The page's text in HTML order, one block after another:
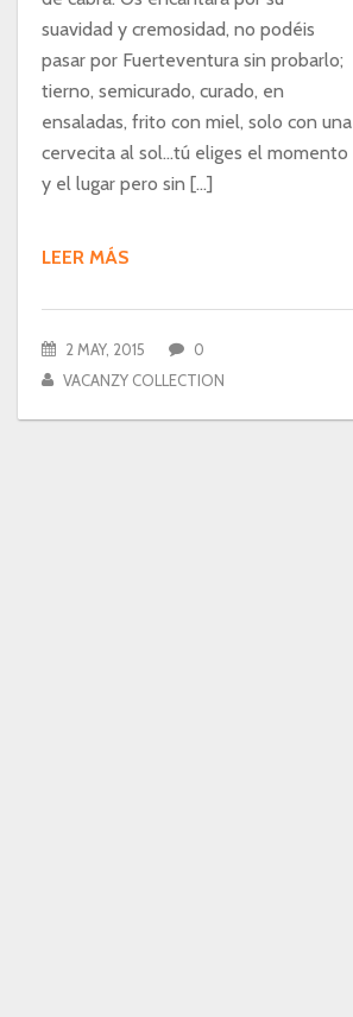
suavidad y cremosidad, no podéis
pasar por Fuerteventura sin probarlo;
tierno, semicurado, curado, en
ensaladas, frito con miel, solo con una
cervecita al sol…tú eliges el momento
y el lugar pero sin […]
LEER MÁS
2 MAY, 2015
0
VACANZY COLLECTION